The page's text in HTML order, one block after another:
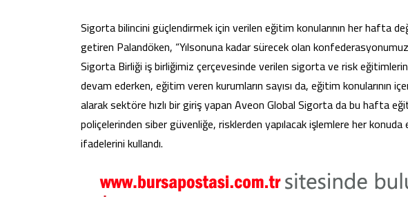
Sigorta bilincini güçlendirmek için verilen eğitim konularının her hafta
getiren Palandöken, “Yılsonuna kadar sürecek olan
Sigorta Birliği iş birliğimiz çerçevesinde verilen sigorta ve risk
devam ederken, eğitim veren kurumların sayısı da, eğitim konularının
alarak sektöre hızlı bir giriş yapan Aveon Global Sigorta da bu hafta
poliçelerinden siber güvenliğe, risklerden yapılacak işlemlere her
ifadelerini kullandı.